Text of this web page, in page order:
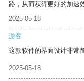
路，从而获得更好的加速
2025-05-18
游客
这款软件的界面设计非常
2025-05-18